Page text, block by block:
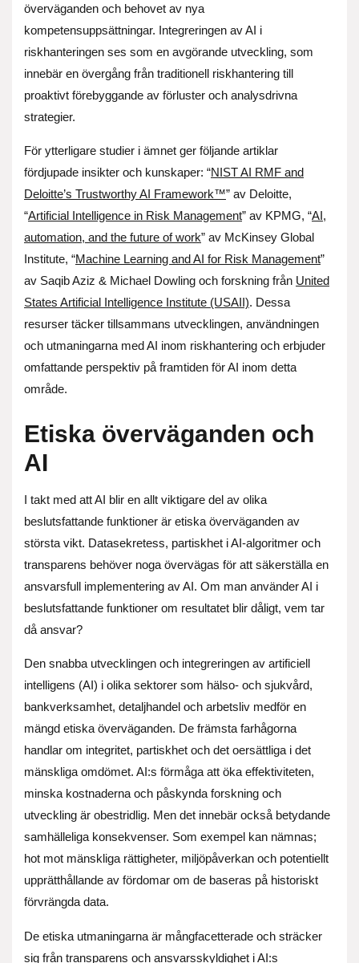
överväganden och behovet av nya
kompetensuppsättningar. Integreringen av AI i
riskhanteringen ses som en avgörande utveckling, som
innebär en övergång från traditionell riskhantering till
proaktivt förebyggande av förluster och analysdrivna
strategier.
För ytterligare studier i ämnet ger följande artiklar
fördjupade insikter och kunskaper: “NIST AI RMF and
Deloitte’s Trustworthy AI Framework™” av Deloitte,
“Artificial Intelligence in Risk Management” av KPMG, “AI,
automation, and the future of work” av McKinsey Global
Institute, “Machine Learning and AI for Risk Management”
av Saqib Aziz & Michael Dowling och forskning från United
States Artificial Intelligence Institute (USAII). Dessa
resurser täcker tillsammans utvecklingen, användningen
och utmaningarna med AI inom riskhantering och erbjuder
omfattande perspektiv på framtiden för AI inom detta
område.
Etiska överväganden och
AI
I takt med att AI blir en allt viktigare del av olika
beslutsfattande funktioner är etiska överväganden av
största vikt. Datasekretess, partiskhet i AI-algoritmer och
transparens behöver noga övervägas för att säkerställa en
ansvarsfull implementering av AI. Om man använder AI i
beslutsfattande funktioner om resultatet blir dåligt, vem tar
då ansvar?
Den snabba utvecklingen och integreringen av artificiell
intelligens (AI) i olika sektorer som hälso- och sjukvård,
bankverksamhet, detaljhandel och arbetsliv medför en
mängd etiska överväganden. De främsta farhågorna
handlar om integritet, partiskhet och det oersättliga i det
mänskliga omdömet. AI:s förmåga att öka effektiviteten,
minska kostnaderna och påskynda forskning och
utveckling är obestridlig. Men det innebär också betydande
samhälleliga konsekvenser. Som exempel kan nämnas;
hot mot mänskliga rättigheter, miljöpåverkan och potentiellt
upprätthållande av fördomar om de baseras på historiskt
förvrängda data.
De etiska utmaningarna är mångfacetterade och sträcker
sig från transparens och ansvarsskyldighet i AI:s